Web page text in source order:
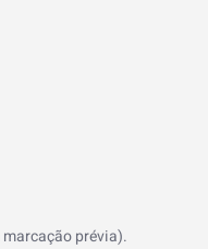
prévia).